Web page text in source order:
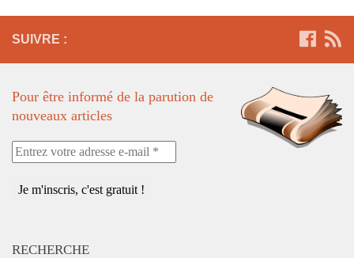
SUIVRE :
Pour être informé de la parution de
nouveaux articles
Entrez
votre
adresse
RECHERCHE